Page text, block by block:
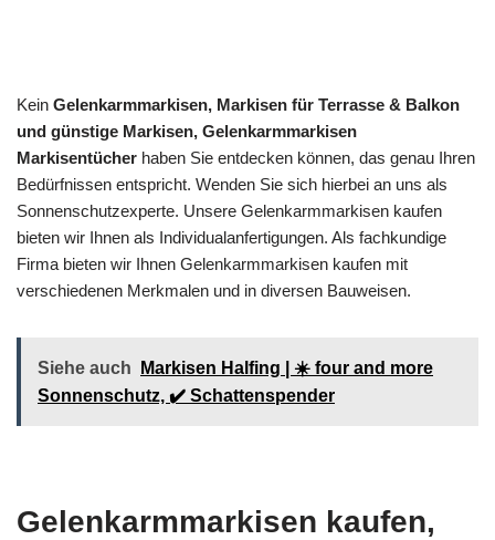
Kein Gelenkarmmarkisen, Markisen für Terrasse & Balkon
und günstige Markisen, Gelenkarmmarkisen
Markisentücher haben Sie entdecken können, das genau Ihren
Bedürfnissen entspricht. Wenden Sie sich hierbei an uns als
Sonnenschutzexperte. Unsere Gelenkarmmarkisen kaufen
bieten wir Ihnen als Individualanfertigungen. Als fachkundige
Firma bieten wir Ihnen Gelenkarmmarkisen kaufen mit
verschiedenen Merkmalen und in diversen Bauweisen.
Siehe auch
Markisen Halfing | ☀️ four and more
Sonnenschutz, ✔️ Schattenspender
Gelenkarmmarkisen kaufen,